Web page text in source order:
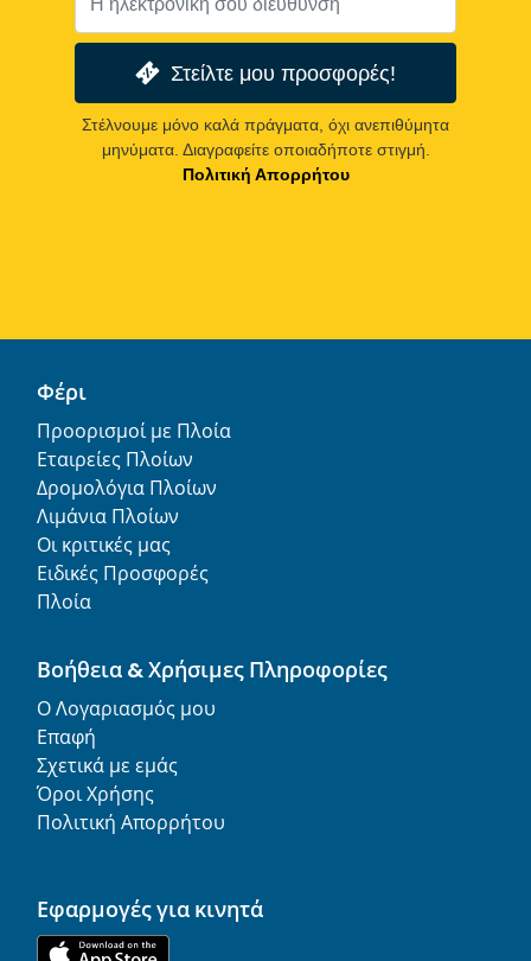
Στείλτε μου προσφορές!
Στέλνουμε μόνο καλά πράγματα, όχι ανεπιθύμητα
μηνύματα. Διαγραφείτε οποιαδήποτε στιγμή.
Πολιτική Απορρήτου
Φέρι
Προορισμοί με Πλοία
Εταιρείες Πλοίων
Δρομολόγια Πλοίων
Λιμάνια Πλοίων
Οι κριτικές μας
Ειδικές Προσφορές
Πλοία
Βοήθεια & Χρήσιμες Πληροφορίες
Ο Λογαριασμός μου
Επαφή
Σχετικά με εμάς
Όροι Χρήσης
Πολιτική Απορρήτου
Εφαρμογές για κινητά